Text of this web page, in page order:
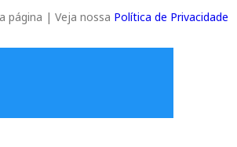
página | Veja nossa Política de Privacidade